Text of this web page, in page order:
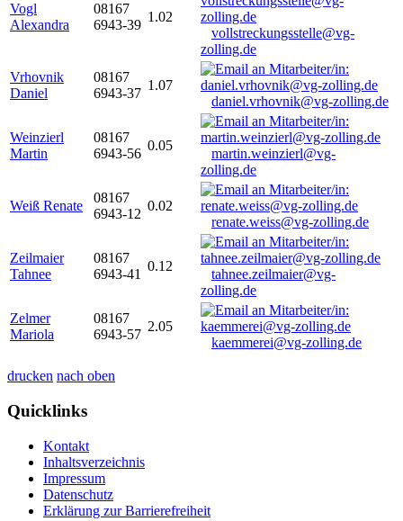
Vogl
Alexandra
08167
6943-39
1.02
vollstreckungsstelle@vg-
zolling.de
Vrhovnik
Daniel
08167
6943-37
1.07
daniel.vrhovnik@vg-zolling.de
Weinzierl
Martin
08167
6943-56
0.05
martin.weinzierl@vg-
zolling.de
Weiß Renate
08167
6943-12
0.02
renate.weiss@vg-zolling.de
Zeilmaier
Tahnee
08167
6943-41
0.12
tahnee.zeilmaier@vg-
zolling.de
Zelmer
Mariola
08167
6943-57
2.05
kaemmerei@vg-zolling.de
drucken nach oben
Quicklinks
Kontakt
Inhaltsverzeichnis
Impressum
Datenschutz
Erklärung zur Barrierefreiheit